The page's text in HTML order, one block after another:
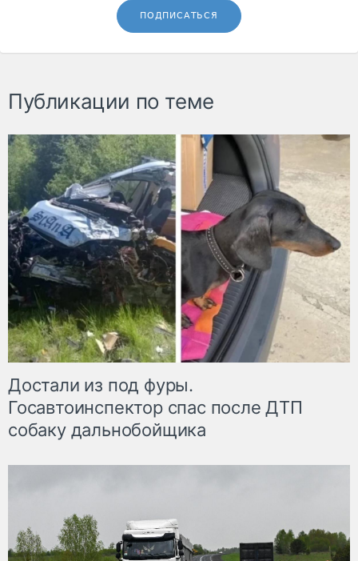
ПОДПИСАТЬСЯ
Публикации по теме
Достали из под фуры.
Госавтоинспектор спас после ДТП
собаку дальнобойщика